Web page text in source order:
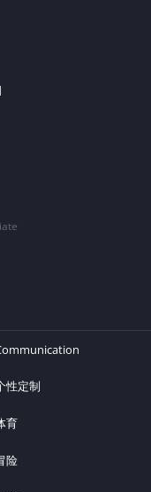
性定制
育
险